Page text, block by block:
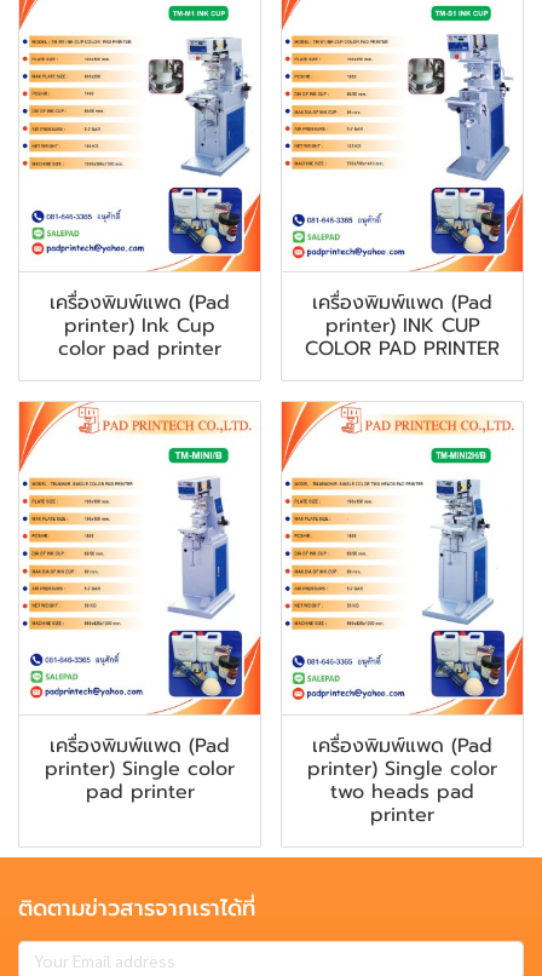
เครื่องพิมพ์แพด (Pad
printer) Ink Cup
color pad printer
เครื่องพิมพ์แพด (Pad
printer) INK CUP
COLOR PAD PRINTER
เครื่องพิมพ์แพด (Pad
printer) Single color
pad printer
เครื่องพิมพ์แพด (Pad
printer) Single color
two heads pad
printer
ติดตามข่าวสารจากเราได้ที่